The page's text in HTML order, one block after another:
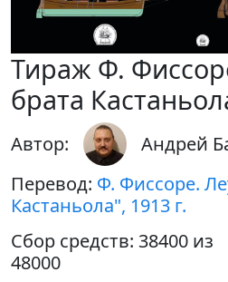
Тираж Ф.
брата
Автор:
Андрей
Перевод: Ф. Фиссоре.
Кастаньола", 1913 г.
Сбор средств: 38400 из
48000